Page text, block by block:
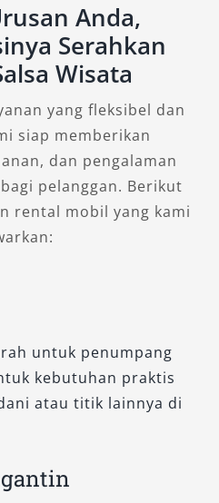
Kapasitasnya
seat, cocok untuk
trip, city tour, ataupun
pada
jalanan kota atau
yang lebih pendek,
lebih mudah,
Elf yang ekonomis dan
tipe Short sangat
memenuhi kebutuhan
efisien.
dengan tampilan dan
Anda,
Serahkan
Wisata
yang fleksibel dan
siap memberikan
dan pengalaman
pelanggan. Berikut
rental mobil yang kami
untuk penumpang
kebutuhan praktis
atau titik lainnya di